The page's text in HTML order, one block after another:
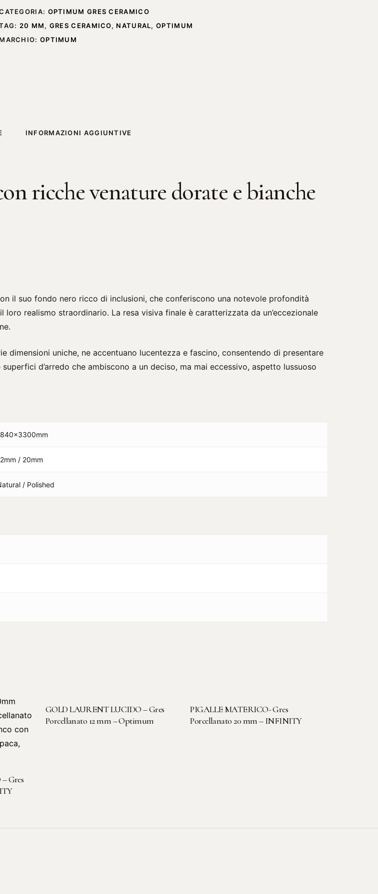
OPTIMUM GRES CERAMICO
20 MM, GRES CERAMICO, NATURAL,OPTIMUM
MARCHIO: OPTIMUM
INFORMAZIONI AGGIUNTIVE
ricche venature dorate e bianche
il suo fondo nero ricco di inclusioni, che conferiscono una notevole profondità
realismo straordinario. La resa visiva finale è caratterizzata da un’eccezionale
dimensioni uniche, ne accentuano lucentezza e fascino, consentendo di presentare
d’arredo che ambiscono a un deciso, ma mai eccessivo, aspetto lussuoso
/ 20mm
/ Polished
Gres
GOLD LAURENT LUCIDO – Gres
Porcellanato 12 mm – Optimum
PIGALLE MATERICO- Gres
Porcellanato 20 mm – INFINITY